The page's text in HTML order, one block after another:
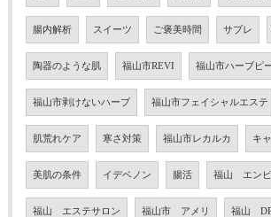
腸内解析 スイーツ ご褒美時間 サブレ
陶器のような肌 福山市REVI 福山市ハーブピ
福山市剥けないハーブ 福山市フェイシャルエステ
肌荒れケア 寒さ対策 福山市レカルカ キ
美肌の条件 イデベノン 腸活 福山 エンビ
福山 エステサロン 福山市 アメリ 福山